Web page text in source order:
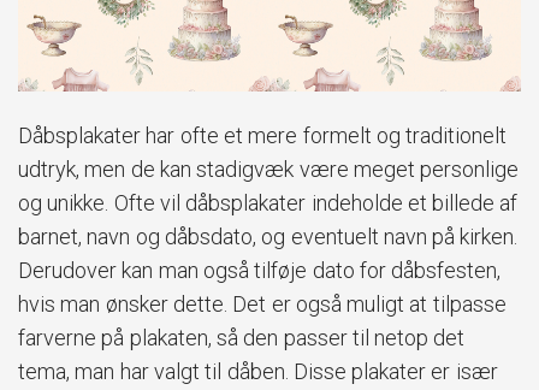
Dåbsplakater har ofte et mere formelt og traditionelt
udtryk, men de kan stadigvæk være meget personlige
og unikke. Ofte vil dåbsplakater indeholde et billede af
barnet, navn og dåbsdato, og eventuelt navn på kirken.
Derudover kan man også tilføje dato for dåbsfesten,
hvis man ønsker dette. Det er også muligt at tilpasse
farverne på plakaten, så den passer til netop det
tema, man har valgt til dåben. Disse plakater er især